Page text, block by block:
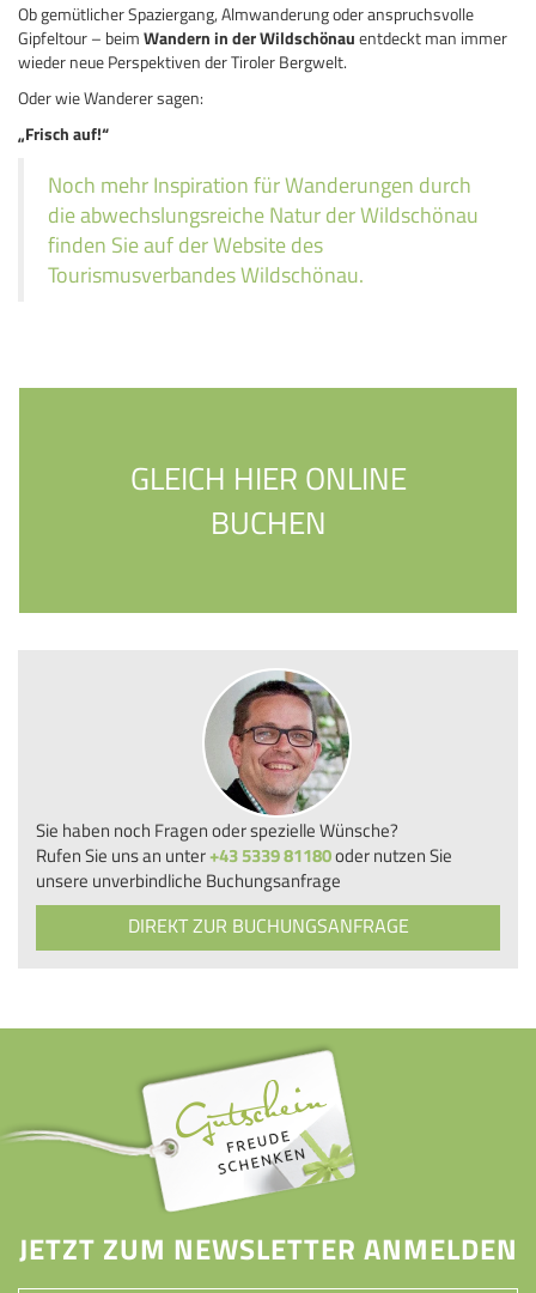
Ob gemütlicher Spaziergang, Almwanderung oder anspruchsvolle
Gipfeltour – beimWandern in der Wildschönauentdeckt man immer
wieder neue Perspektiven der Tiroler Bergwelt.
Oder wie Wanderer sagen:
„Frisch auf!“
Noch mehr Inspiration für Wanderungen durch
die abwechslungsreiche Natur der Wildschönau
finden Sie auf der Website des
Tourismusverbandes Wildschönau.
GLEICH HIER ONLINE
BUCHEN
Sie haben noch Fragen oder spezielle Wünsche?
Rufen Sie uns an unter+43 5339 81180oder nutzen Sie
unsere unverbindliche Buchungsanfrage
DIREKT ZUR BUCHUNGSANFRAGE
JETZT ZUM NEWSLETTER ANMELDEN